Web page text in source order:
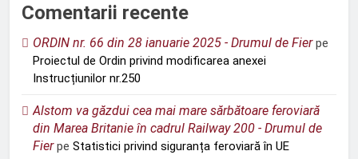
Comentarii recente
ORDIN nr. 66 din 28 ianuarie 2025 - Drumul de Fierpe
Proiectul de Ordin privind modificarea anexei
Instrucțiunilor nr.250
Alstom va găzdui cea mai mare sărbătoare feroviară
din Marea Britanie în cadrul Railway 200 - Drumul de
Fierpe Statistici privind siguranța feroviară în UE